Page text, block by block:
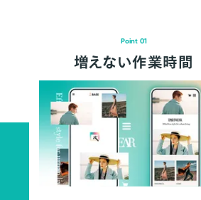
Point 01
増えない作業時間